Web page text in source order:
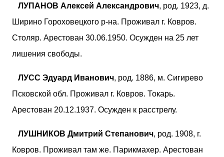
ЛУПАНОВ Алексей Александрович, род. 1923, д.
Ширино Гороховецкого р-на. Проживал г. Ковров.
Столяр. Арестован 30.06.1950. Осужден на 25 лет
лишения свободы.
ЛУСС Эдуард Иванович, род. 1886, м. Сигирево
Псковской обл. Проживал г. Ковров. Токарь.
Арестован 20.12.1937. Осужден к расстрелу.
ЛУШНИКОВ Дмитрий Степанович, род. 1908, г.
Ковров. Проживал там же. Парикмахер. Арестован